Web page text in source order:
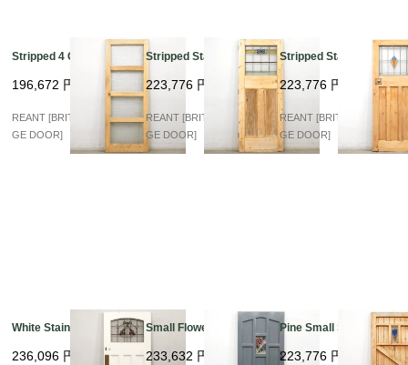
Stripped 4 Glass
196,672 円
REANT [BRITISH VINTA
GE DOOR]
Stripped Stained
223,776 円
REANT [BRITISH VINTA
GE DOOR]
Stripped Stained
223,776 円
REANT [BRITISH VINTA
GE DOOR]
White Stained Glass
236,096 円
Small Flower Stained
233,632 円
Pine Small Stained
223,776 円